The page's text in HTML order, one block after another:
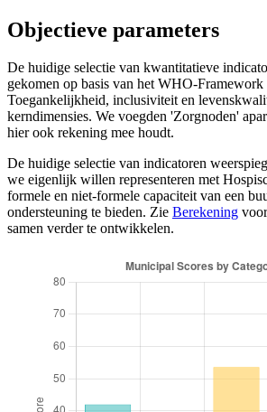
Objectieve parameters
De huidige selectie van kwantitatieve
gekomen op basis van het WHO-
Toegankelijkheid, inclusiviteit en
kerndimensies. We voegden 'Zorgnoden'
hier ook rekening mee houdt.
De huidige selectie van indicatoren
we eigenlijk willen representeren met
formele en niet-formele capaciteit van een
ondersteuning te bieden. Zie Berekening
samen verder te ontwikkelen.